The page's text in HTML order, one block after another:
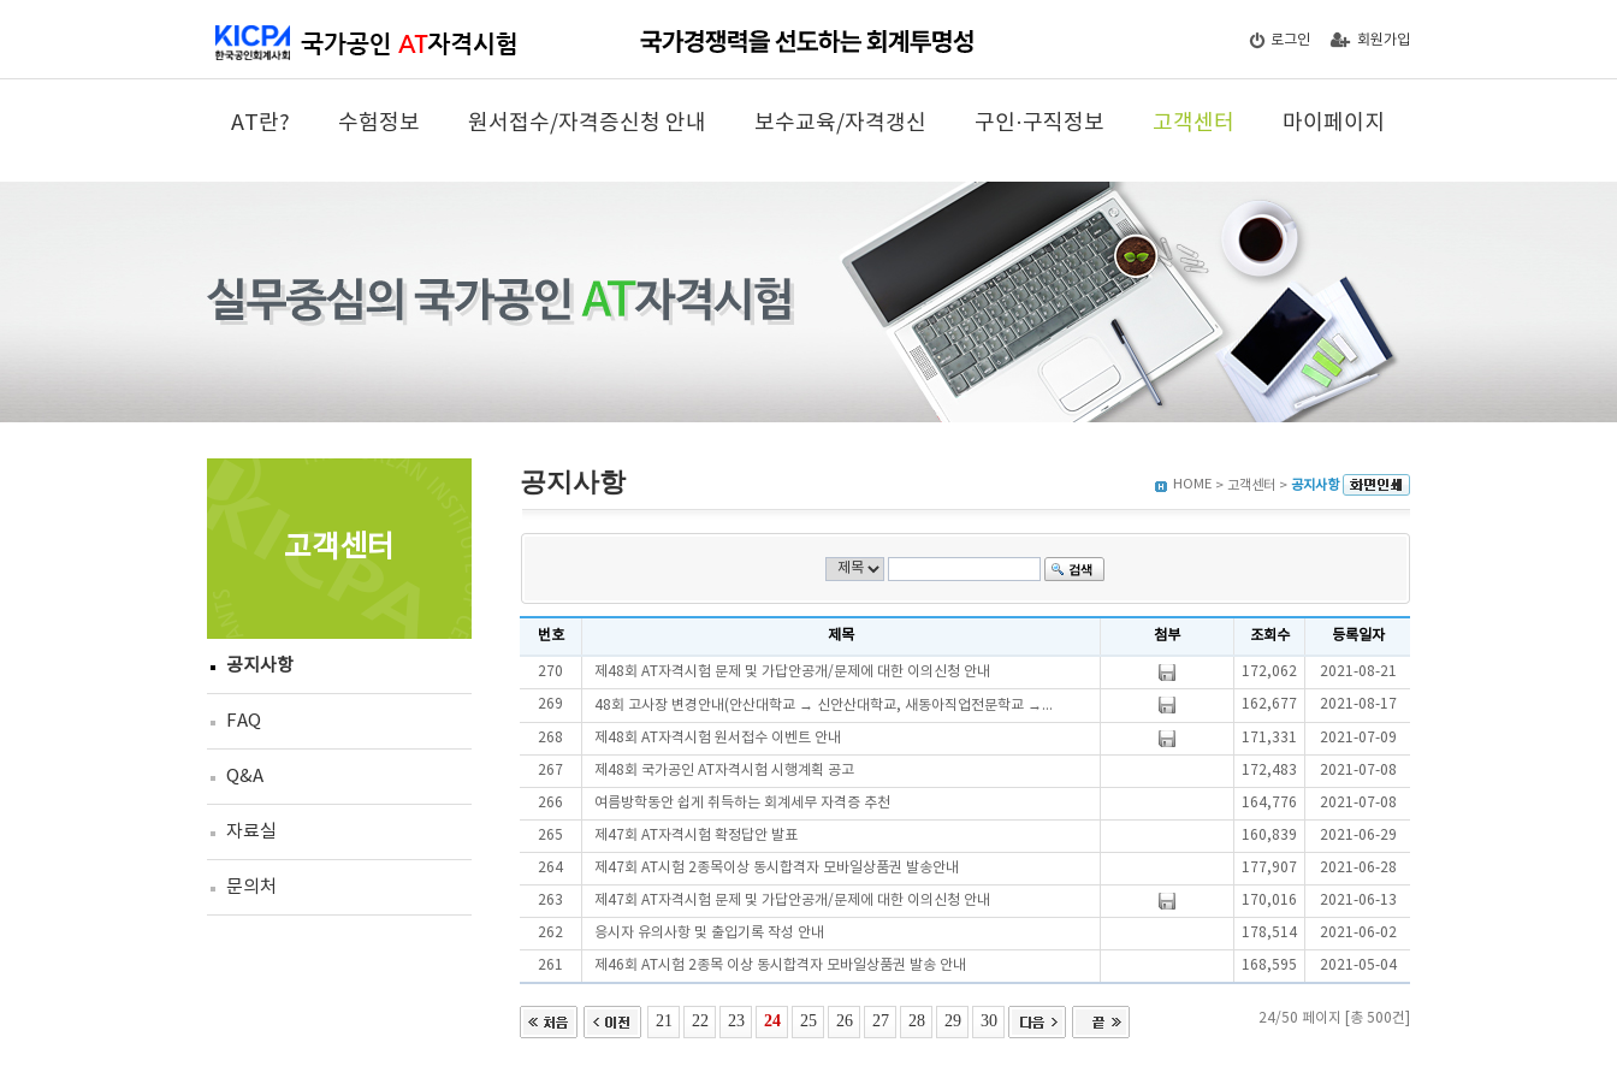
로그인 회원가입
AT란? 수험정보 원서접수/자격증신청 안내 보수교육/자격갱신 구인·구직정보 고객센터 마이페이지
고객센터
공지사항
FAQ
Q&A
자료실
문의처
공지사항 HOME > 고객센터 > 공지사항
번호 제목 첨부 조회수 등록일자
270 제48회 AT자격시험 문제 및 가답안공개/문제에 대한 이의신청 안내 172,062 2021-08-21
269 48회 고사장 변경안내(안산대학교 → 신안산대학교, 새동아직업전문학교 →... 162,677 2021-08-17
268 제48회 AT자격시험 원서접수 이벤트 안내 171,331 2021-07-09
267 제48회 국가공인 AT자격시험 시행계획 공고 172,483 2021-07-08
266 여름방학동안 쉽게 취득하는 회계세무 자격증 추천 164,776 2021-07-08
265 제47회 AT자격시험 확정답안 발표 160,839 2021-06-29
264 제47회 AT시험 2종목이상 동시합격자 모바일상품권 발송안내 177,907 2021-06-28
263 제47회 AT자격시험 문제 및 가답안공개/문제에 대한 이의신청 안내 170,016 2021-06-13
262 응시자 유의사항 및 출입기록 작성 안내 178,514 2021-06-02
261 제46회 AT시험 2종목 이상 동시합격자 모바일상품권 발송 안내 168,595 2021-05-04
21 22 23 24 25 26 27 28 29 30 24/50 페이지 [총 500건]